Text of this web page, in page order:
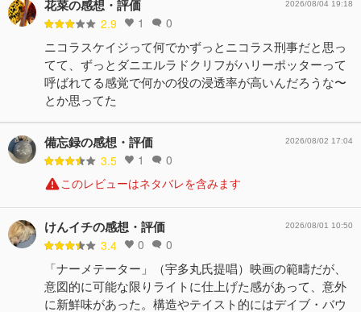
花菜の感想・評価
2.9 1 0
2026/08/04 19:18
ニコラスケイジって何でかずっとニコラス刑事だと思っ
てて、ずっとダニエルラドクリフがハリーポッターって
呼ばれてる感覚で何かの役の浸透率が高いんだろうな〜
とか思ってた
備忘録の感想・評価
3.5 1 0
2026/08/02 17:04
このレビューはネタバレを含みます
けんイチの感想・評価
3.4 0 0
2026/08/01 10:50
「ナーメテーター」（宇多丸氏提唱）映画の範疇だが、
意図的に可能な限りライトに仕上げた感があって、意外
に新鮮味があった。構造やテイスト的にはデイブ・バウ